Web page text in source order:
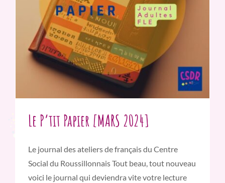
Le P’tit Papier [MARS 2024]
Le journal des ateliers de français du Centre
Social du Roussillonnais Tout beau, tout nouveau
voici le journal qui deviendra vite votre lecture